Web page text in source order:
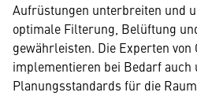
Aufrüstungen unterbreiten und
optimale Filterung, Belüftung
gewährleisten. Die Experten von
implementieren bei Bedarf auch
Planungsstandards für die